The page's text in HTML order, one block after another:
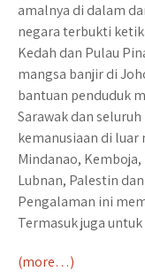
amalnya di dalam
negara terbukti
Kedah dan Pulau
mangsa banjir di
bantuan penduduk
Sarawak dan
kemanusiaan di luar
Mindanao,
Lubnan, Palestin
Pengalaman ini
Termasuk juga
(more…)